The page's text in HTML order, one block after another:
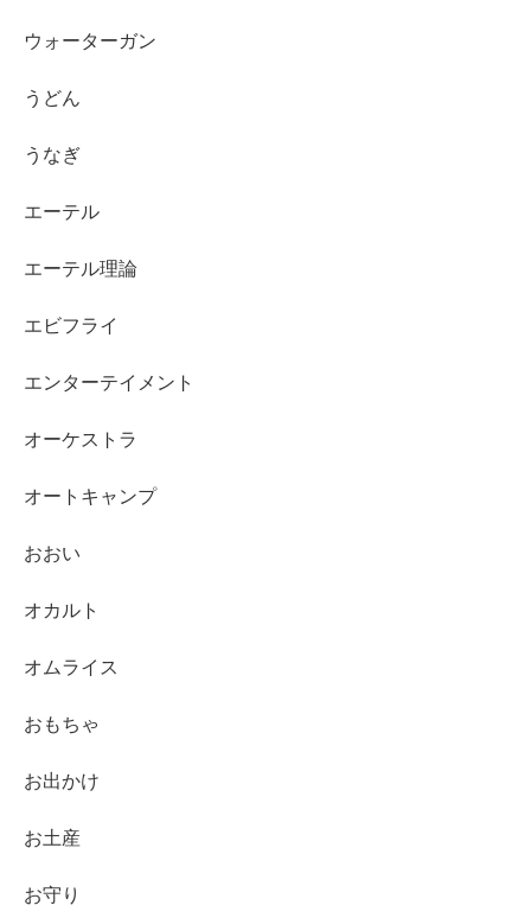
ウォーターガン
うどん
うなぎ
エーテル
エーテル理論
エビフライ
エンターテイメント
オーケストラ
オートキャンプ
おおい
オカルト
オムライス
おもちゃ
お出かけ
お土産
お守り